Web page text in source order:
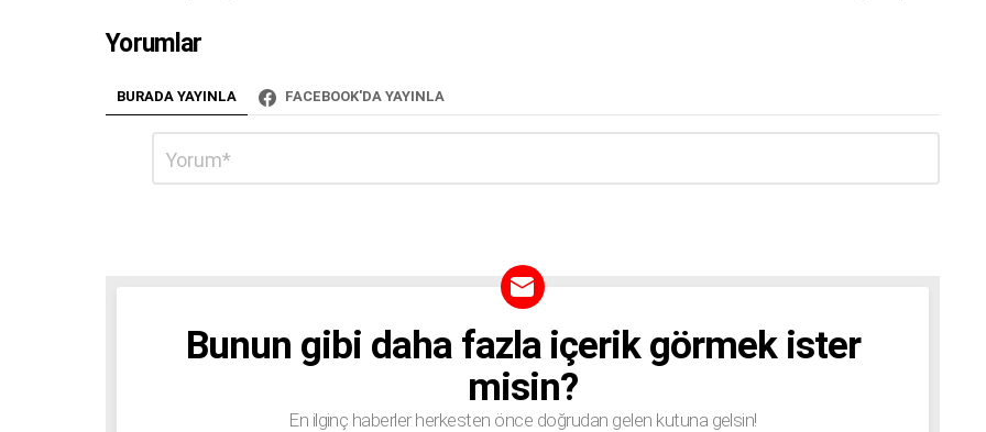
o
Yorumlar
BURADA YAYINLA FACEBOOK'DA YAYINLA
BÜLTENBunun gibi daha fazla içerik görmek ister
misin?
En ilginç haberler herkesten önce doğrudan gelen kutuna gelsin!